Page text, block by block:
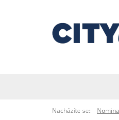
Nacházíte se: